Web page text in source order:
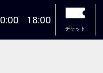
18:00
チケット